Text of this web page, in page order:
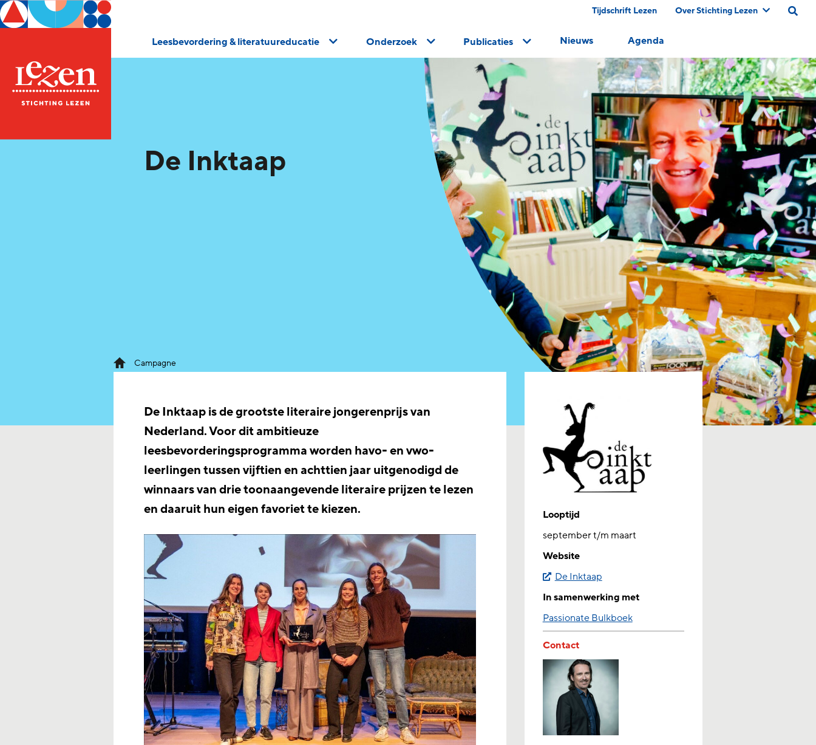
Tijdschrift Lezen Over Stichting Lezen
Leesbevordering & literatuureducatie Onderzoek Publicaties Nieuws Agenda
De Inktaap
Campagne
Looptijd
september t/m maart
Website
De Inktaap
In samenwerking met
Passionate Bulkboek
Contact
De Inktaap is de grootste literaire jongerenprijs van
Nederland. Voor dit ambitieuze
leesbevorderingsprogramma worden havo- en vwo-
leerlingen tussen vijftien en achttien jaar uitgenodigd de
winnaars van drie toonaangevende literaire prijzen te lezen
en daaruit hun eigen favoriet te kiezen.